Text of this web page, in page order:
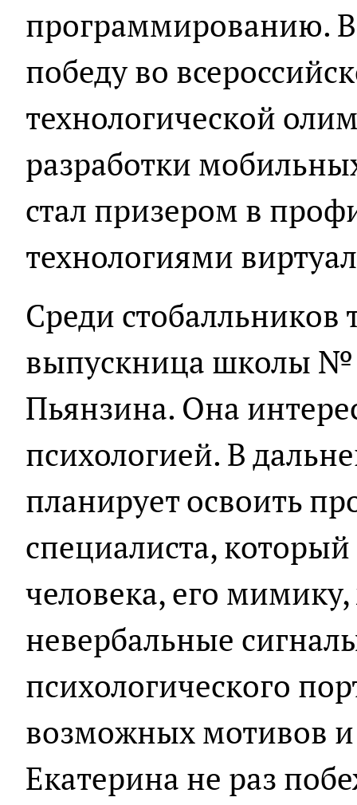
программированию.
победу во
технологической
разработки
стал призером в
технологиями
Среди стобалльников
выпускница школы
Пьянзина. Она
психологией. В
планирует освоить
специалиста,
человека, его
невербальные
психологического
возможных мотивов и
Екатерина не раз